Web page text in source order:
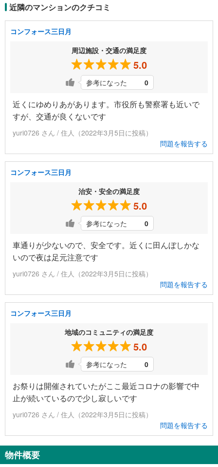
近隣のマンションのクチコミ
コンフォース三日月
周辺施設・交通の満足度
5.0
参考になった 0
近くにゆめりあがあります。市役所も警察署も近いで
すが、交通が良くないです
yuri0726 さん / 住人（2022年3月5日に投稿）
問題を報告する
コンフォース三日月
治安・安全の満足度
5.0
参考になった 0
車通りが少ないので、安全です。近くに田んぼしかな
いので夜は足元注意です
yuri0726 さん / 住人（2022年3月5日に投稿）
問題を報告する
コンフォース三日月
地域のコミュニティの満足度
5.0
参考になった 0
お祭りは開催されていたがここ最近コロナの影響で中
止が続いているので少し寂しいです
yuri0726 さん / 住人（2022年3月5日に投稿）
問題を報告する
物件概要